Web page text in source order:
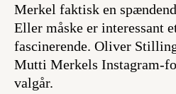
Merkel faktisk en
Eller måske er interessant
fascinerende. Oliver
Mutti Merkels Instagram-
valgår.